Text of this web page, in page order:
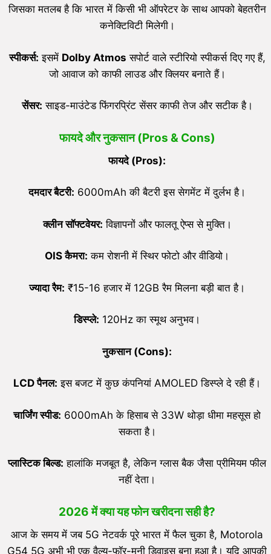
जिसका मतलब है कि भारत में किसी भी ऑपरेटर के साथ आपको बेहतरीन
कनेक्टिविटी मिलेगी।
स्पीकर्स: इसमें Dolby Atmos सपोर्ट वाले स्टीरियो स्पीकर्स दिए गए हैं,
जो आवाज को काफी लाउड और क्लियर बनाते हैं।
सेंसर: साइड-माउंटेड फिंगरप्रिंट सेंसर काफी तेज और सटीक है।
फायदे और नुकसान (Pros & Cons)
फायदे (Pros):
दमदार बैटरी: 6000mAh की बैटरी इस सेगमेंट में दुर्लभ है।
क्लीन सॉफ्टवेयर: विज्ञापनों और फालतू ऐप्स से मुक्ति।
OISकैमरा: कम रोशनी में स्थिर फोटो और वीडियो।
ज्यादा रैम: ₹15-16 हजार में 12GB रैम मिलना बड़ी बात है।
डिस्प्ले: 120Hz का स्मूथ अनुभव।
नुकसान (Cons):
LCDपैनल: इस बजट में कुछ कंपनियां AMOLED डिस्प्ले दे रही हैं।
चार्जिंग स्पीड: 6000mAh के हिसाब से 33W थोड़ा धीमा महसूस हो
सकता है।
प्लास्टिक बिल्ड: हालांकि मजबूत है, लेकिन ग्लास बैक जैसा प्रीमियम फील
नहीं देता।
2026 में क्या यह फोन खरीदना सही है?
आज के समय में जब 5G नेटवर्क पूरे भारत में फैल चुका है, Motorola
G54 5G अभी भी एक वैल्यू-फॉर-मनी डिवाइस बना हुआ है। यदि आपकी